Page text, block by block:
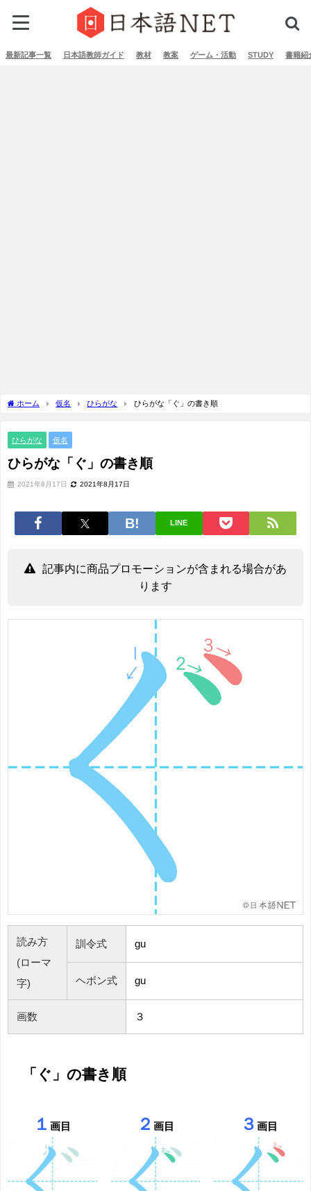
最新記事一覧 日本語教師ガイド 教材 教案 ゲーム・活動 STUDY 書籍紹
ホーム 仮名 ひらがな ひらがな「ぐ」の書き順
ひらがな 仮名
ひらがな「ぐ」の書き順
2021年8月17日 2021年8月17日
LINE
記事内に商品プロモーションが含まれる場合があ
ります
読み方
(ローマ
字)
訓令式 gu
ヘボン式 gu
画数 ３
「ぐ」の書き順
１画目 ２ 画目 ３ 画目